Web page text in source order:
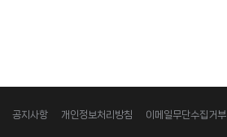
공지사항 개인정보처리방침 이메일무단수집거부